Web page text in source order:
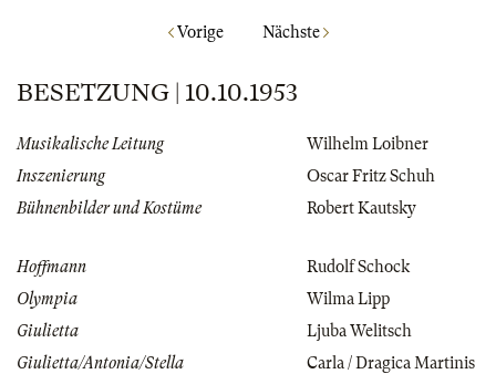
Vorige Nächste
BESETZUNG | 10.10.1953
Musikalische Leitung
Wilhelm Loibner
Inszenierung
Oscar Fritz Schuh
Bühnenbilder und Kostüme
Robert Kautsky
Hoffmann
Rudolf Schock
Olympia
Wilma Lipp
Giulietta
Ljuba Welitsch
Giulietta/Antonia/Stella
Carla / Dragica Martinis